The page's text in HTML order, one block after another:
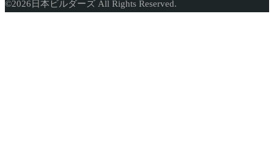
ト
©2026 日本ビルダーズ All Rights Reserved.